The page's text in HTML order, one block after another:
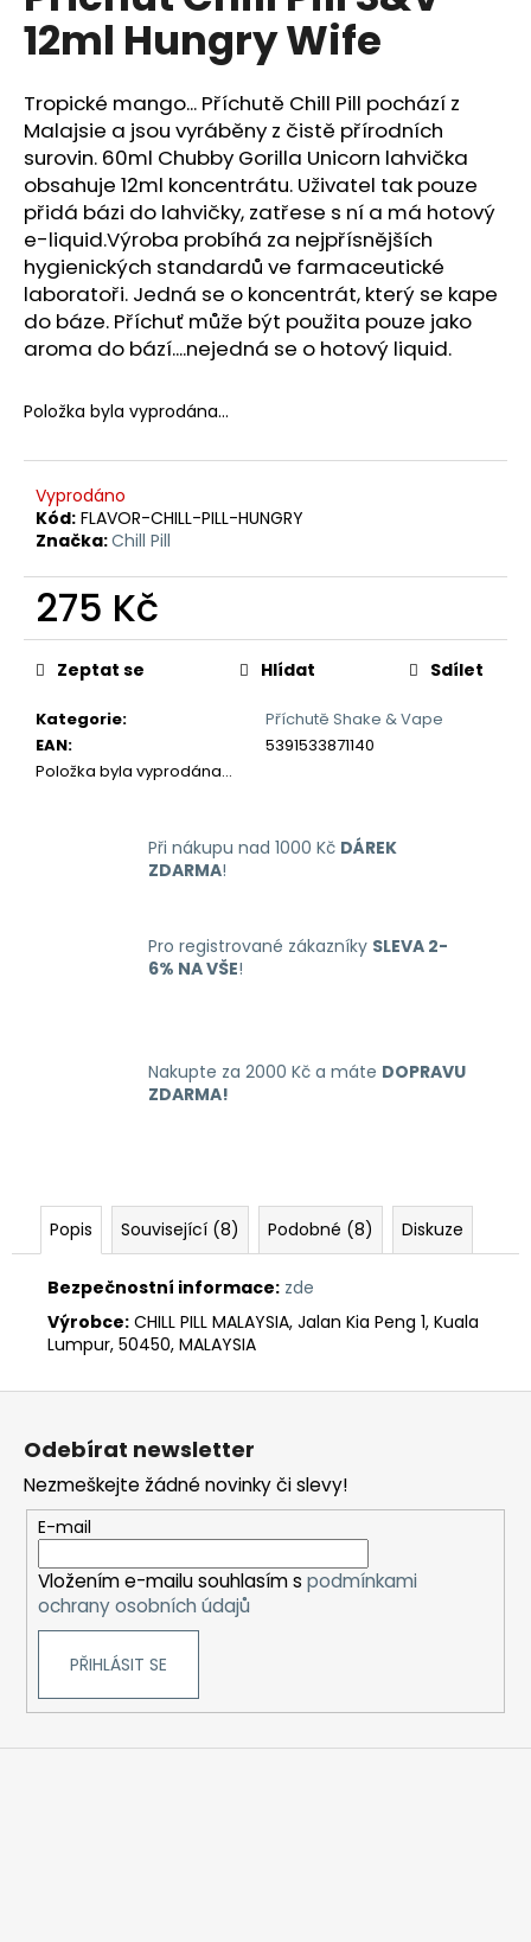
0,0
hvězdiček.
12ml Hungry Wife
Tropické mango... Příchutě Chill Pill pochází z
Malajsie a jsou vyráběny z čistě přírodních
surovin. 60ml Chubby Gorilla Unicorn lahvička
obsahuje 12ml koncentrátu. Uživatel tak pouze
přidá bázi do lahvičky, zatřese s ní a má hotový
e-liquid.Výroba probíhá za nejpřísnějších
hygienických standardů ve farmaceutické
laboratoři. Jedná se o koncentrát, který se kape
do báze. Příchuť může být použita pouze jako
aroma do bází....nejedná se o hotový liquid.
Položka byla vyprodána…
Vyprodáno
Kód: FLAVOR-CHILL-PILL-HUNGRY
Značka:Chill Pill
275 Kč
Měrná
cena:
Kategorie:
Příchutě Shake & Vape
EAN:
5391533871140
Položka byla vyprodána…
Zeptat se Hlídat Sdílet
Při nákupu nad 1000 Kč DÁREK
ZDARMA!
Pro registrované zákazníky SLEVA 2-
6% NA VŠE!
Nakupte za 2000 Kč a máte DOPRAVU
ZDARMA!
Popis Související (8) Podobné (8) Diskuze
Bezpečnostní informace: zde
Výrobce: CHILL PILL MALAYSIA, Jalan Kia Peng 1, Kuala
Lumpur, 50450, MALAYSIA
a
j
í
t
?
HLEDAT
o
o
u
č
j
m
e
LIQUID
LIQUA
AMERICAN
Odebírat newsletter
Nezmeškejte žádné novinky či slevy!
E-mail
Vložením e-mailu souhlasím s podmínkami
ochrany osobních údajů
PŘIHLÁSIT SE